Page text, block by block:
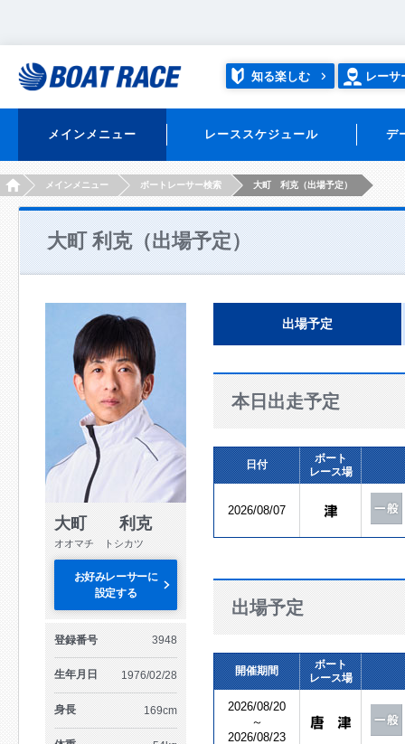
知る楽しむ レーサ
メインメニュー レーススケジュール デ
HOMEメインメニュー ボートレーサー検索 大町 利克（出場予定）
大町 利克（出場予定）
大町 利克
オオマチ トシカツ
お好みレーサーに
設定する
登録番号 3948
生年月日 1976/02/28
身長 169cm
出場予定
本日出走予定
日付
ボート
レース場
2026/08/07
出場予定
開催期間
ボート
レース場
2026/08/20
～
2026/08/23